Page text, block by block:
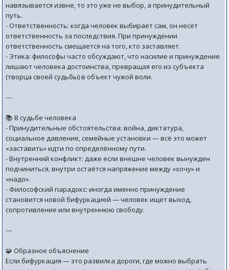
навязывается извне, то это уже не выбор, а принудительный
путь.
- Ответственность: когда человек выбирает сам, он несёт
ответственность за последствия. При принуждении
ответственность смещается на того, кто заставляет.
- Этика: философы часто обсуждают, что насилие и принуждение
лишают человека достоинства, превращая его из субъекта
(творца своей судьбы) в объект чужой воли.
---
📚 В судьбе человека
- Принудительные обстоятельства: война, диктатура,
социальное давление, семейные установки — всё это может
«заставить» идти по определённому пути.
- Внутренний конфликт: даже если внешне человек вынужден
подчиниться, внутри остаётся напряжение между «хочу» и
«надо».
- Философский парадокс: иногда именно принуждение
становится новой бифуркацией — человек ищет выход,
сопротивление или внутреннюю свободу.
---
🧩 Образное объяснение
Если бифуркация — это развилка дороги, где можно выбрать